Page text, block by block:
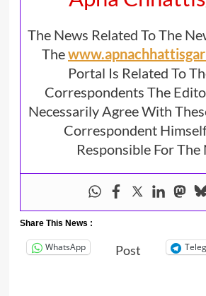
The News Related To The
The
Portal Is Related To
Correspondents The
Necessarily Agree With
Correspondent
Responsible For The
Share This News :
WhatsApp Post